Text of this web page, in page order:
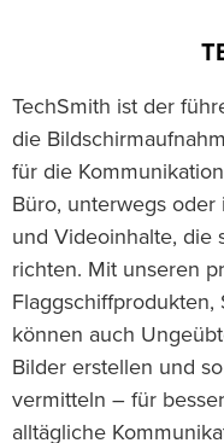
TechSmith ist der
die
für die
Büro, unterwegs
und Videoinhalte, die
richten. Mit unseren
Flaggschiffprodukten,
können auch
Bilder erstellen und
vermitteln – für
alltägliche